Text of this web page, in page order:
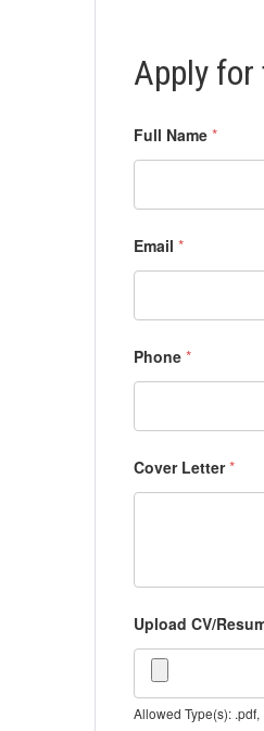
Apply
Full Name *
Email *
Phone *
Cover Letter*
Upload CV/
Allowed Type(s): .pdf,